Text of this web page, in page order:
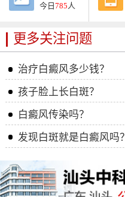
今日785 人
更多关注问题
治疗白癜风多少钱？
孩子脸上长白斑？
白癜风传染吗？
发现白斑就是白癜风吗？